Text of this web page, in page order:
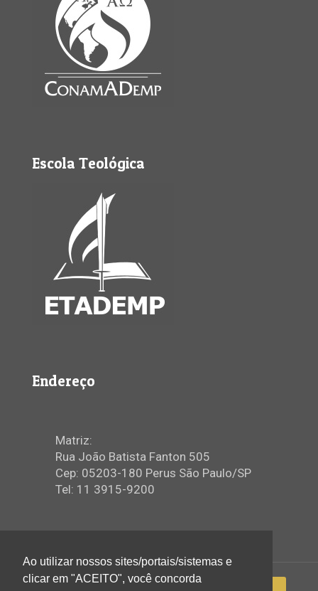
Escola Teológica
Endereço
Matriz:
Rua João Batista Fanton 505
Cep: 05203-180 Perus São Paulo/SP
Tel: 11 3915-9200
Ao utilizar nossos sites/portais/sistemas e
clicar em "ACEITO", você concorda